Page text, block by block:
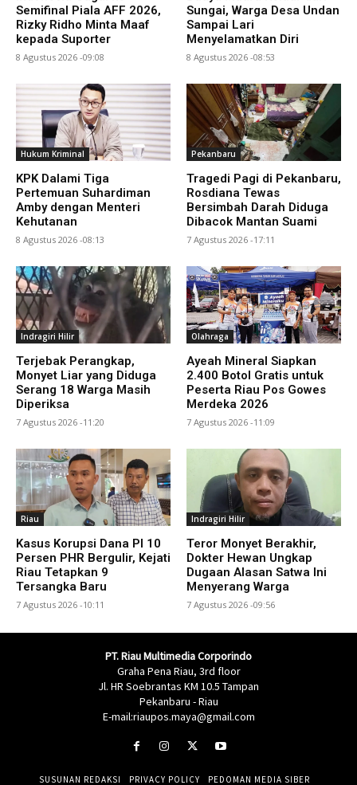
Semifinal Piala AFF 2026,
Rizky Ridho Minta Maaf
kepada Suporter
8 Agustus 2026 -09:08
Sungai, Warga Desa Undan
Sampai Lari
Menyelamatkan Diri
8 Agustus 2026 -08:53
Hukum Kriminal
KPK Dalami Tiga
Pertemuan Suhardiman
Amby dengan Menteri
Kehutanan
8 Agustus 2026 -08:13
Pekanbaru
Tragedi Pagi di Pekanbaru,
Rosdiana Tewas
Bersimbah Darah Diduga
Dibacok Mantan Suami
7 Agustus 2026 -17:11
Indragiri Hilir
Terjebak Perangkap,
Monyet Liar yang Diduga
Serang 18 Warga Masih
Diperiksa
7 Agustus 2026 -11:20
Olahraga
Ayeah Mineral Siapkan
2.400 Botol Gratis untuk
Peserta Riau Pos Gowes
Merdeka 2026
7 Agustus 2026 -11:09
Riau
Kasus Korupsi Dana PI 10
Persen PHR Bergulir, Kejati
Riau Tetapkan 9
Tersangka Baru
7 Agustus 2026 -10:11
Indragiri Hilir
Teror Monyet Berakhir,
Dokter Hewan Ungkap
Dugaan Alasan Satwa Ini
Menyerang Warga
7 Agustus 2026 -09:56
PT. Riau Multimedia Corporindo
Graha Pena Riau, 3rd floor
Jl. HR Soebrantas KM 10.5 Tampan
Pekanbaru - Riau
E-mail:riaupos.maya@gmail.com
SUSUNAN REDAKSI PRIVACY POLICY PEDOMAN MEDIA SIBER